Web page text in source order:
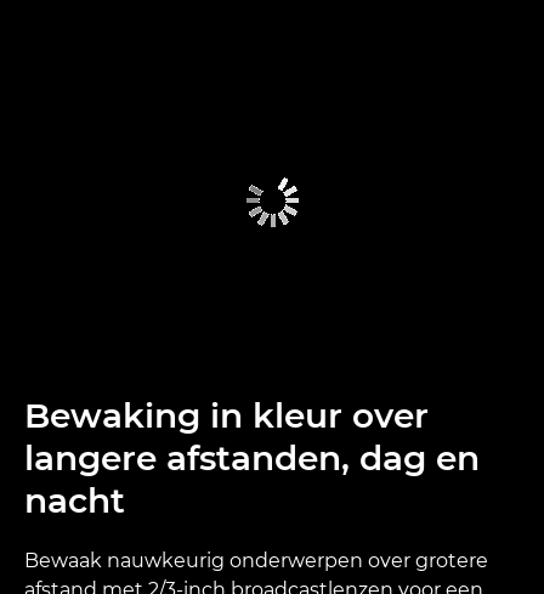
Bewaking in kleur over
langere afstanden, dag en
nacht
Bewaak nauwkeurig onderwerpen over grotere